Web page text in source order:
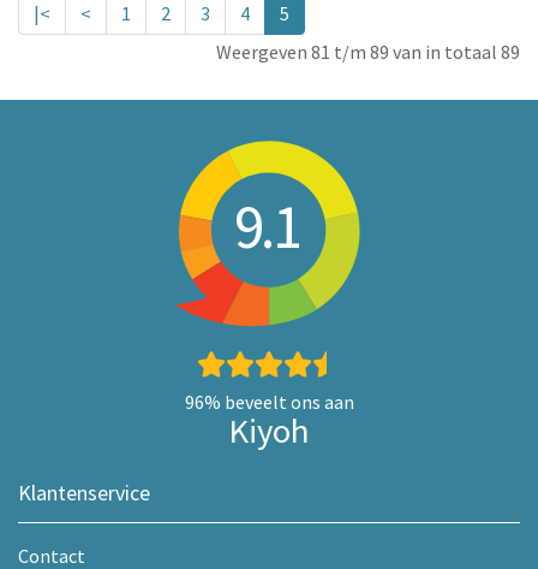
|< < 1 2 3 4
5
Weergeven 81 t/m 89 van in totaal 89
9.1
96% beveelt ons aan
Kiyoh
Klantenservice
Contact